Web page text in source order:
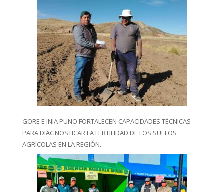
GORE E INIA PUNO FORTALECEN CAPACIDADES TÉCNICAS
PARA DIAGNOSTICAR LA FERTILIDAD DE LOS SUELOS
AGRÍCOLAS EN LA REGIÓN.